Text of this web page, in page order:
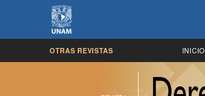
OTRAS REVISTAS INICIO